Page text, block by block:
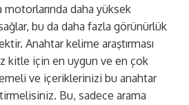
motorlarında daha yüksek
sağlar, bu da daha fazla görünürlük
Anahtar kelime araştırması
kitle için en uygun ve en çok
ve içeriklerinizi bu anahtar
Bu, sadece arama